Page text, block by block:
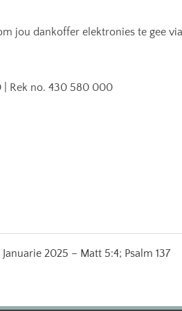
jou dankoffer elektronies te gee
| Rek no. 430 580 000
2025 – Matt 5:4; Psalm 137